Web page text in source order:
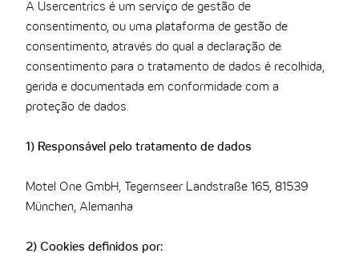
A Usercentrics é um serviço de gestão de
consentimento, ou uma plataforma de gestão de
consentimento, através do qual a declaração de
consentimento para o tratamento de dados é recolhida,
gerida e documentada em conformidade com a
proteção de dados.
1) Responsável pelo tratamento de dados
Motel One GmbH, Tegernseer Landstraße 165, 81539
München, Alemanha
2) Cookies definidos por: